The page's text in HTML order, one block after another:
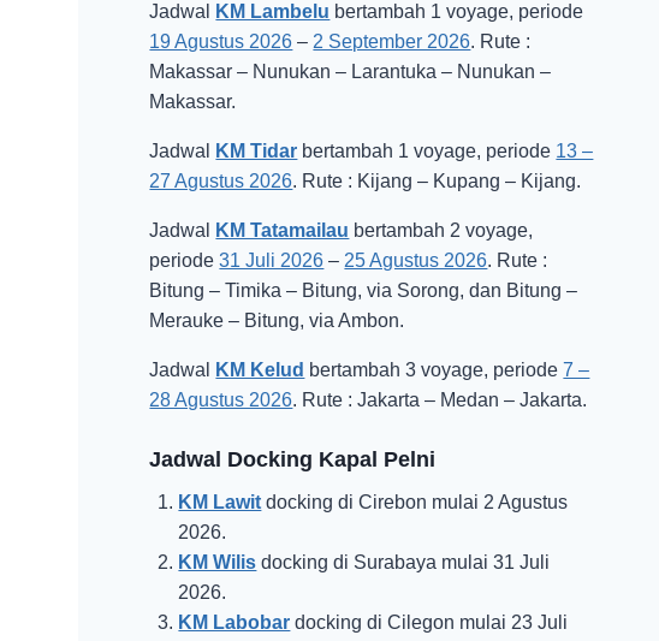
Jadwal KM Lambelu bertambah 1 voyage, periode
19 Agustus 2026 – 2 September 2026. Rute :
Makassar – Nunukan – Larantuka – Nunukan –
Makassar.
Jadwal KM Tidar bertambah 1 voyage, periode 13 –
27 Agustus 2026. Rute : Kijang – Kupang – Kijang.
Jadwal KM Tatamailau bertambah 2 voyage,
periode31 Juli 2026 – 25 Agustus 2026. Rute :
Bitung – Timika – Bitung, via Sorong, dan Bitung –
Merauke – Bitung, via Ambon.
Jadwal KM Kelud bertambah 3 voyage, periode7 –
28 Agustus 2026. Rute : Jakarta – Medan – Jakarta.
Jadwal Docking Kapal Pelni
KM Lawit docking di Cirebon mulai 2 Agustus
2026.
KM Wilis docking di Surabaya mulai 31 Juli
2026.
KM Labobar docking di Cilegon mulai 23 Juli